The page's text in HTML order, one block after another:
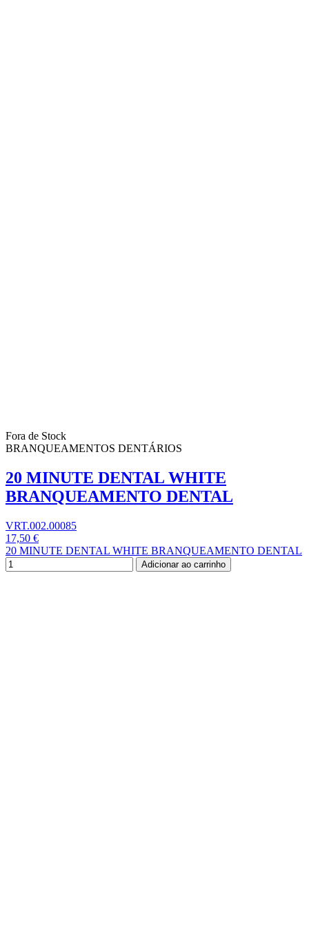
Fora de Stock
BRANQUEAMENTOS DENTÁRIOS
20 MINUTE DENTAL WHITE
BRANQUEAMENTO DENTAL
VRT.002.00085
17,50 €
20 MINUTE DENTAL WHITE BRANQUEAMENTO DENTAL
Adicionar ao carrinho